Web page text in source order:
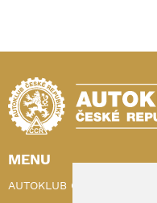
MENU
AUTOKLUB ČR